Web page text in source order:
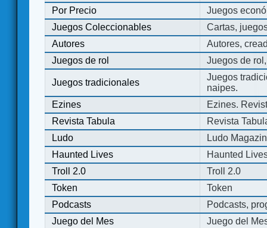
Por Precio
Juegos
Juegos Coleccionables
Cartas,
Autores
Autores,
Juegos de rol
Juegos de
Juegos tradicionales
Juegos
naipes.
Ezines
Ezines.
Revista Tabula
Revista
Ludo
Ludo
Haunted Lives
Haunted
Troll 2.0
Troll 2.0
Token
Token
Podcasts
Podcasts,
Juego del Mes
Juego del